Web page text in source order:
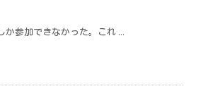
参加できなかった。これ ...